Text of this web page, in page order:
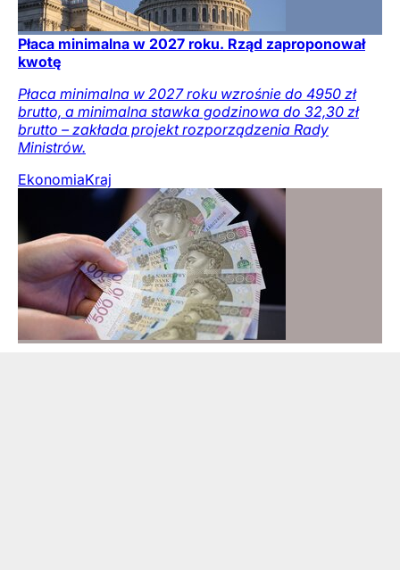
Płaca minimalna w 2027 roku. Rząd zaproponował
kwotę
Płaca minimalna w 2027 roku wzrośnie do 4950 zł
brutto, a minimalna stawka godzinowa do 32,30 zł
brutto – zakłada projekt rozporządzenia Rady
Ministrów.
EkonomiaKraj